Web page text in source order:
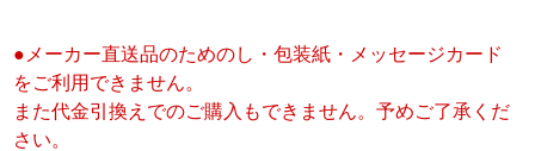
●メーカー直送品のためのし・包装紙・メッセージカード
をご利用できません。
また代金引換えでのご購入もできません。予めご了承くだ
さい。